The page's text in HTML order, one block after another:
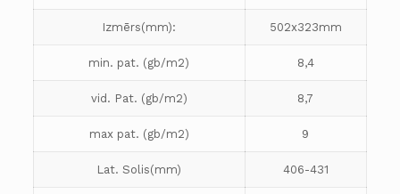
Izmērs(mm): 502x323mm
min. pat. (gb/m2) 8,4
vid. Pat. (gb/m2) 8,7
max pat. (gb/m2) 9
Lat. Solis(mm) 406-431